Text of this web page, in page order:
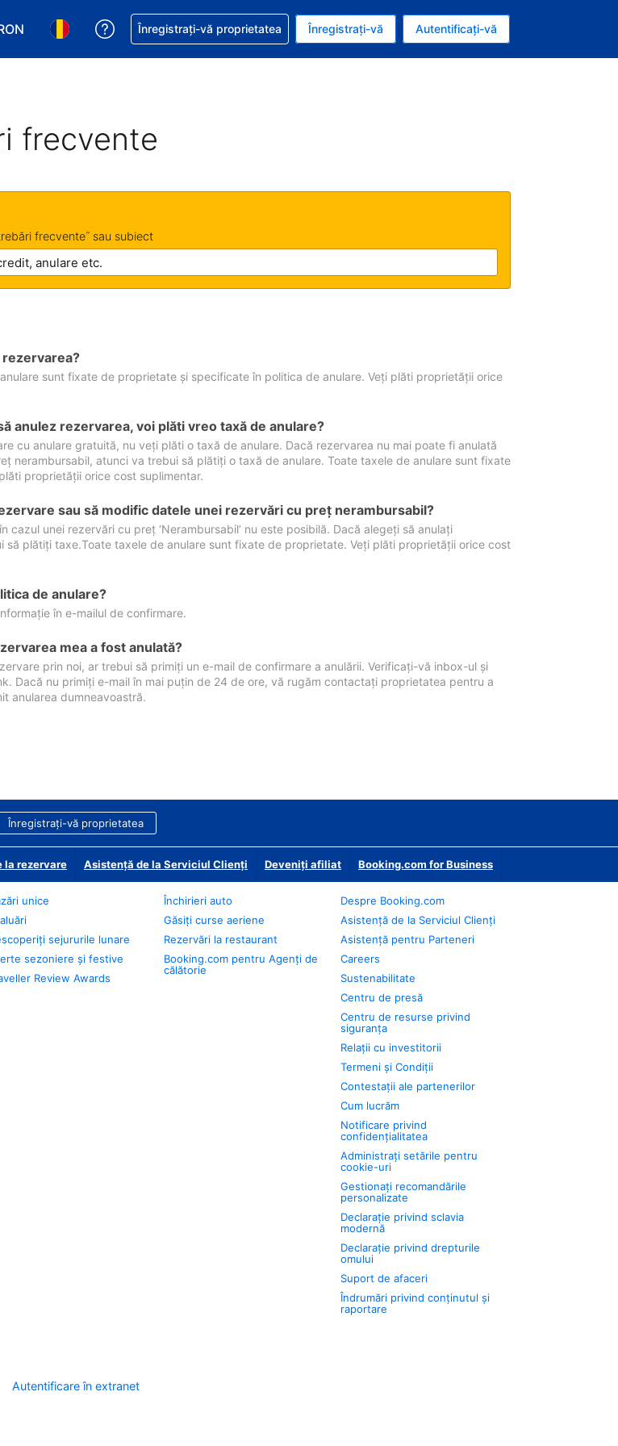
Alegeţi moneda. Moneda actuală este Leu nou românesc
Alegeți limba. Limba actuală este Română
Primiți asistență cu privire la rezervarea dvs.
Înregistrați-vă proprietatea Înregistrați-vă Autentificați-vă
frecvente
frecvente˝ sau subiect
sunt fixate de proprietate și specificate în politica de anulare. Veți plăti proprietății orice
anulez rezervarea, voi plăti vreo taxă de anulare?
cu anulare gratuită, nu veți plăti o taxă de anulare. Dacă rezervarea nu mai poate fi anulată
nerambursabil, atunci va trebui să plătiți o taxă de anulare. Toate taxele de anulare sunt fixate
proprietății orice cost suplimentar.
sau să modific datele unei rezervări cu preţ nerambursabil?
cazul unei rezervări cu preț ‘Nerambursabil’ nu este posibilă. Dacă alegeți să anulați
să plătiți taxe.Toate taxele de anulare sunt fixate de proprietate. Veți plăti proprietății orice cost
de anulare?
în e-mailul de confirmare.
mea a fost anulată?
prin noi, ar trebui să primiți un e-mail de confirmare a anulării. Verificați-vă inbox-ul și
Dacă nu primiți e-mail în mai puțin de 24 de ore, vă rugăm contactați proprietatea pentru a
anularea dumneavoastră.
Înregistrați-vă proprietatea
la rezervare Asistență de la Serviciul Clienți Deveniţi afiliat Booking.com for Business
unice
sejururile lunare
sezoniere și festive
Review Awards
Închirieri auto
Găsiți curse aeriene
Rezervări la restaurant
Booking.com pentru Agenți de
călătorie
Despre Booking.com
Asistență de la Serviciul Clienți
Asistență pentru Parteneri
Careers
Sustenabilitate
Centru de presă
Centru de resurse privind
siguranța
Relații cu investitorii
Termeni și Condiții
Contestații ale partenerilor
Cum lucrăm
Notificare privind
confidențialitatea
Administrați setările pentru
cookie-uri
Gestionați recomandările
personalizate
Declarație privind sclavia
modernă
Declarație privind drepturile
omului
Suport de afaceri
Îndrumări privind conținutul și
raportare
Autentificare în extranet